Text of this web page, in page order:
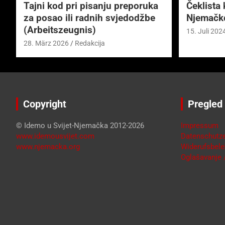
Tajni kod pri pisanju preporuka
za posao ili radnih svjedodžbe
(Arbeitszeugnis)
28. März 2026 Redakcija
Čeklista
15. Juli
Copyright
© Idemo u Svijet-Njemačka 2012-2026
www.idemousvijet.com
www.njemacka.org
Pregled
Impressum